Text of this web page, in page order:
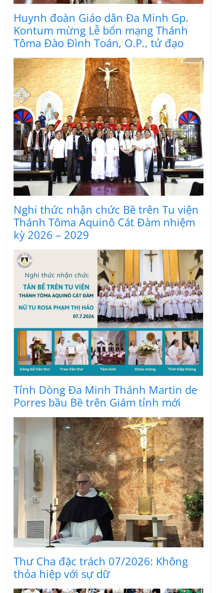
Huynh đoàn Giáo dân Đa Minh Gp.
Kontum mừng Lễ bổn mạng Thánh
Tôma Đào Đình Toán, O.P., tử đạo
Nghi thức nhận chức Bề trên Tu viện
Thánh Tôma Aquinô Cát Đàm nhiệm
kỳ 2026 – 2029
Tỉnh Dòng Đa Minh Thánh Martin de
Porres bầu Bề trên Giám tỉnh mới
Thư Cha đặc trách 07/2026: Không
thỏa hiệp với sự dữ